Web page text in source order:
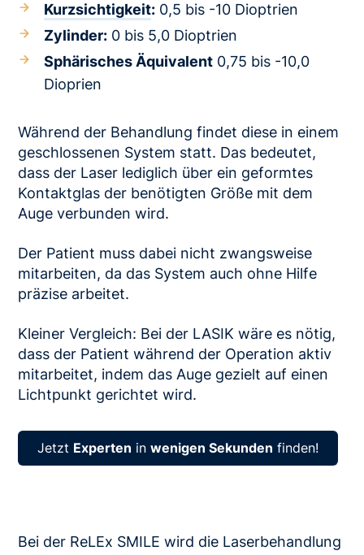
Kurzsichtigkeit: 0,5 bis -10 Dioptrien
Zylinder: 0 bis 5,0 Dioptrien
Sphärisches Äquivalent 0,75 bis -10,0
Dioprien
Während der Behandlung findet diese in einem
geschlossenen System statt. Das bedeutet,
dass der Laser lediglich über ein geformtes
Kontaktglas der benötigten Größe mit dem
Auge verbunden wird.
Der Patient muss dabei nicht zwangsweise
mitarbeiten, da das System auch ohne Hilfe
präzise arbeitet.
Kleiner Vergleich: Bei der LASIK wäre es nötig,
dass der Patient während der Operation aktiv
mitarbeitet, indem das Auge gezielt auf einen
Lichtpunkt gerichtet wird.
Jetzt Experten inwenigen Sekunden finden!
Bei der ReLEx SMILE wird die Laserbehandlung